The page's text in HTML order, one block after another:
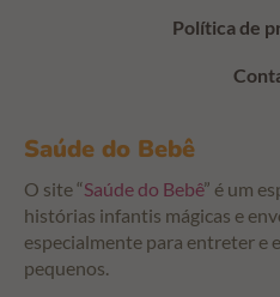
Saúde do Bebê
O site “Saúde do Bebê” é um
histórias infantis mágicas e
especialmente para entreter e
pequenos.
Política de